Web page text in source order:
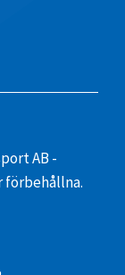
AB -